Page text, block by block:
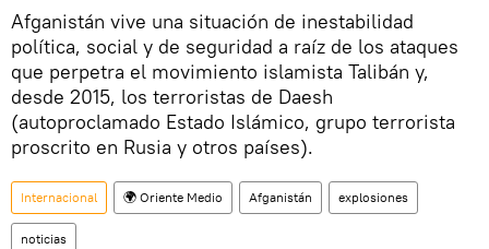
Afganistán vive una situación de inestabilidad
política, social y de seguridad a raíz de los ataques
que perpetra el movimiento islamista Talibán y,
desde 2015, los terroristas de Daesh
(autoproclamado Estado Islámico, grupo terrorista
proscrito en Rusia y otros países).
Internacional 🌍 Oriente Medio Afganistán explosiones
noticias